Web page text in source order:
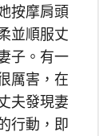
按摩肩頭
並順服丈
子。有一
厲害，在
夫發現妻
行動，即